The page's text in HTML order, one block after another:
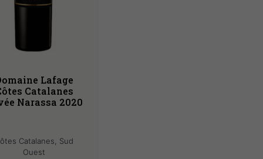
Lafage
Catalanes
Narassa 2020
Catalanes, Sud
Ouest